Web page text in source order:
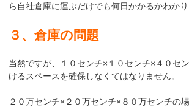
ら自社倉庫に運ぶだけでも何日かかるかわかり
３、倉庫の問題
当然ですが、１０センチ×１０センチ×４０セ
けるスペースを確保しなくてはなりません。
２０万センチ×２０万センチ×８０万センチの